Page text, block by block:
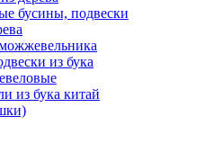
бусины, подвески
из бука
из бука китай